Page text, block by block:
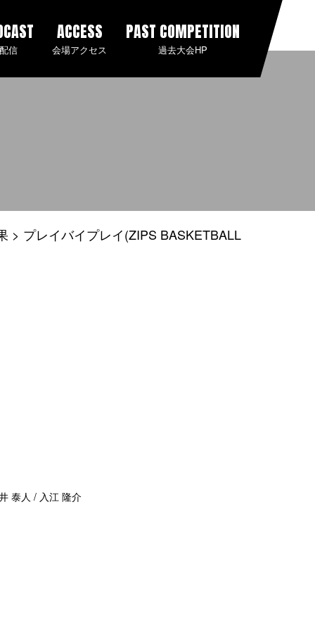
信
ACCESS
会場アクセス
PAST COMPETITION
過去大会HP
プレイバイプレイ(ZIPS BASKETBALL
泰人 / 入江 隆介